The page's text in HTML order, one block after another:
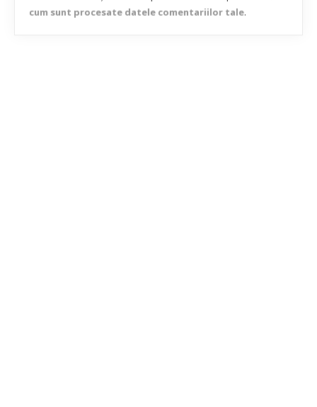
cum sunt procesate datele comentariilor tale.